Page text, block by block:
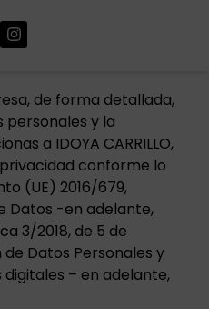
de forma detallada,
y la
a IDOYA CARRILLO,
conforme lo
(UE) 2016/679,
Datos -en adelante,
3/2018, de 5 de
Datos Personales y
– en adelante,